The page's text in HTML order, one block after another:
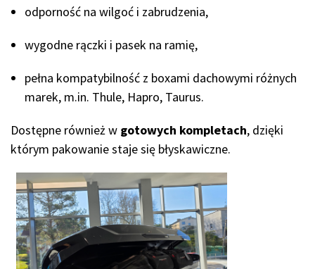
odporność na wilgoć i zabrudzenia,
wygodne rączki i pasek na ramię,
pełna kompatybilność z boxami dachowymi różnych
marek, m.in. Thule, Hapro, Taurus.
Dostępne również w gotowych kompletach, dzięki
którym pakowanie staje się błyskawiczne.